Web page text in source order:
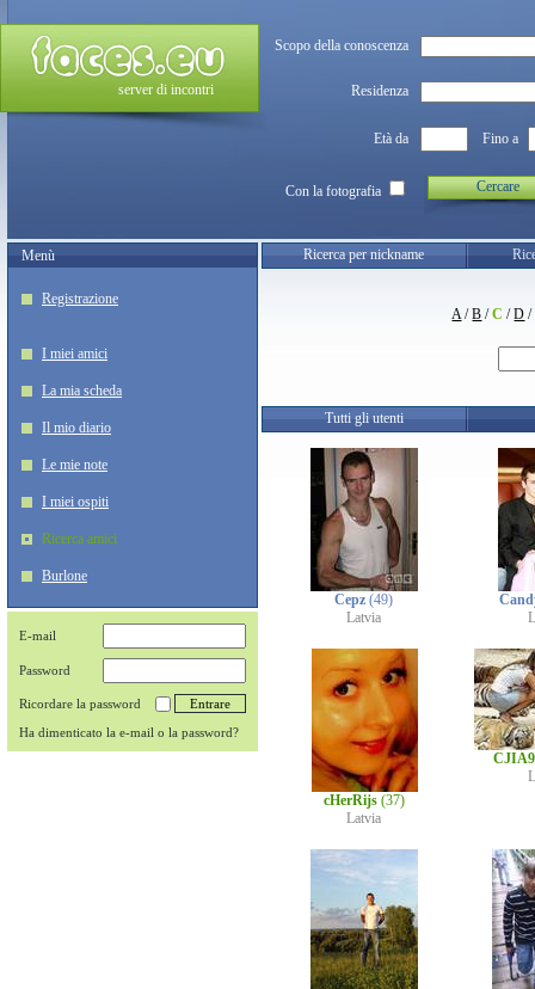
server di incontri
Scopo della conoscenza
Residenza
Età da Fino a
Con la fotografia Cercare
Menù
Registrazione
I miei amici
La mia scheda
Il mio diario
Le mie note
I miei ospiti
Ricerca amici
Burlone
E-mail
Password
Ricordare la password
Ha dimenticato la e-mail o la password?
Ricerca per nickname
A/B /C /D /
Tutti gli utenti
Cepz (49)
Latvia
cHerRijs (37)
Latvia